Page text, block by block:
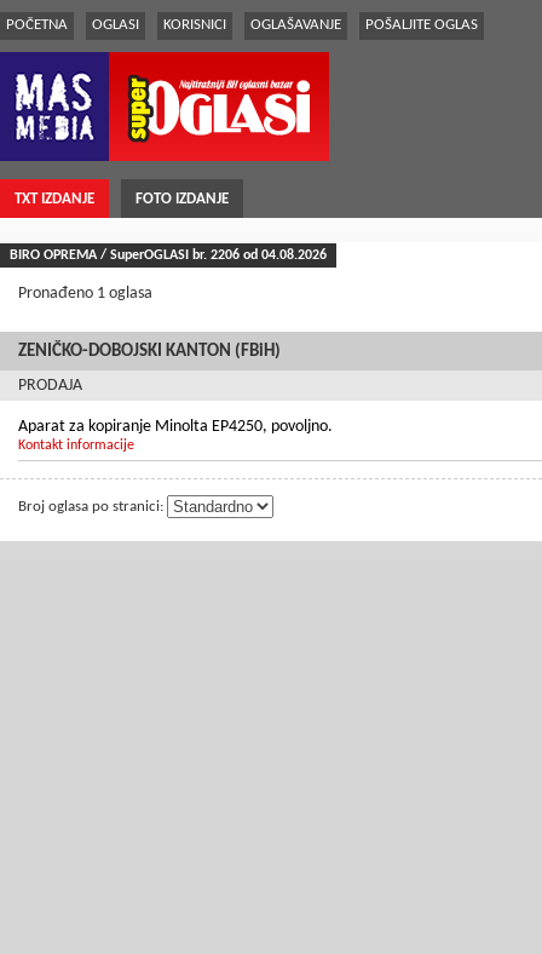
POČETNA OGLASI KORISNICI OGLAŠAVANJE POŠALJITE OGLAS
TXT IZDANJE FOTO IZDANJE
BIRO OPREMA / SuperOGLASI br. 2206 od 04.08.2026
Pronađeno 1 oglasa
ZENIČKO-DOBOJSKI KANTON (FBiH)
PRODAJA
Aparat za kopiranje Minolta EP4250, povoljno.
Kontakt informacije
Broj oglasa po stranici: